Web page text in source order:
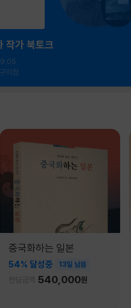
작가 북토크
의점
중국화하는 일본
54% 달성중 13일 남음
펀딩금액 540,000원